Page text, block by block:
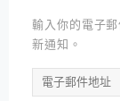
輸入你的電子
新通知。
電
子